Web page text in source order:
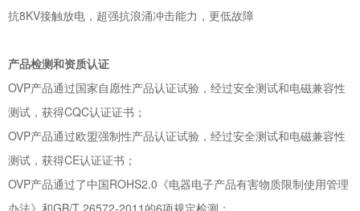
抗8KV接触放电，超强抗浪涌冲击能力，更低故障
产品检测和资质认证
OVP产品通过国家自愿性产品认证试验，经过安全测试和电磁兼容性
测试，获得CQC认证证书；
OVP产品通过欧盟强制性产品认证试验，经过安全测试和电磁兼容性
测试，获得CE认证证书；
OVP产品通过了中国ROHS2.0《电器电子产品有害物质限制使用管理
办法》和GB/T 26572-2011的6项规定检测；